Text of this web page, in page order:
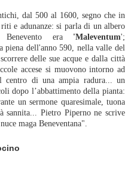
dal 500 al 1600, segno che in
e adunanze: si parla di un albero
Benevento era 'Maleventum';
piena dell'anno 590, nella valle del
delle sue acque e dalla città
accese si muovono intorno ad
centro di una ampia radura... un
dopo l’abbattimento della pianta:
un sermone quaresimale, tuona
Pietro Piperno ne scrive
maga Beneventana".